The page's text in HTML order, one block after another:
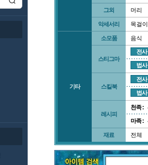
그외 머리
악세서리 목걸이
기타
소모품 음식
스티그마
전사
법사
스킬북
전사
법사
레시피
천족 :
마족 :
재료 전체